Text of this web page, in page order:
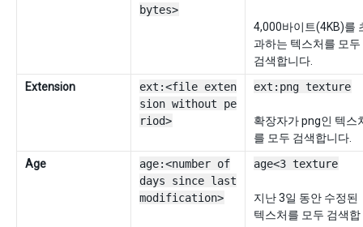
bytes>
4,000바이트(4KB)를
과하는 텍스처를 모두
검색합니다.
Extension
ext:<file exten
sion without pe
riod>
ext:png texture
확장자가 png인 텍스
를 모두 검색합니다.
Age
age:<number of
days since last
modification>
age<3 texture
지난 3일 동안 수정된
텍스처를 모두 검색합